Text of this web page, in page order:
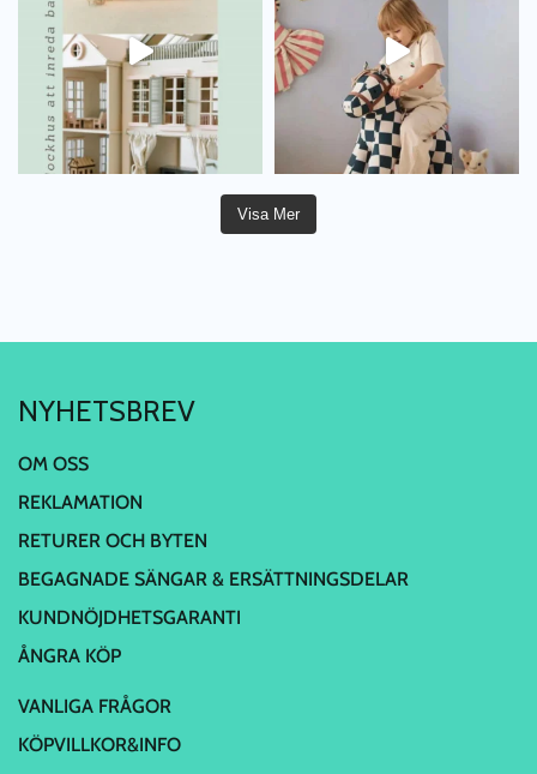
Visa Mer
NYHETSBREV
OM OSS
REKLAMATION
RETURER OCH BYTEN
BEGAGNADE SÄNGAR & ERSÄTTNINGSDELAR
KUNDNÖJDHETSGARANTI
ÅNGRA KÖP
VANLIGA FRÅGOR
KÖPVILLKOR&INFO